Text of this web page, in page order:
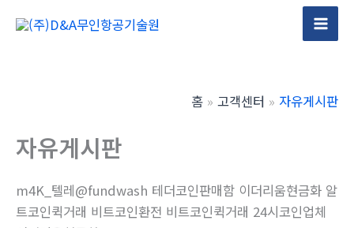
Main
홈 고객센터 자유게시판
자유게시판
m4K_텔레@fundwash 테더코인판매함 이더리움현금화 알
트코인퀵거래 비트코인환전 비트코인퀵거래 24시코인업체